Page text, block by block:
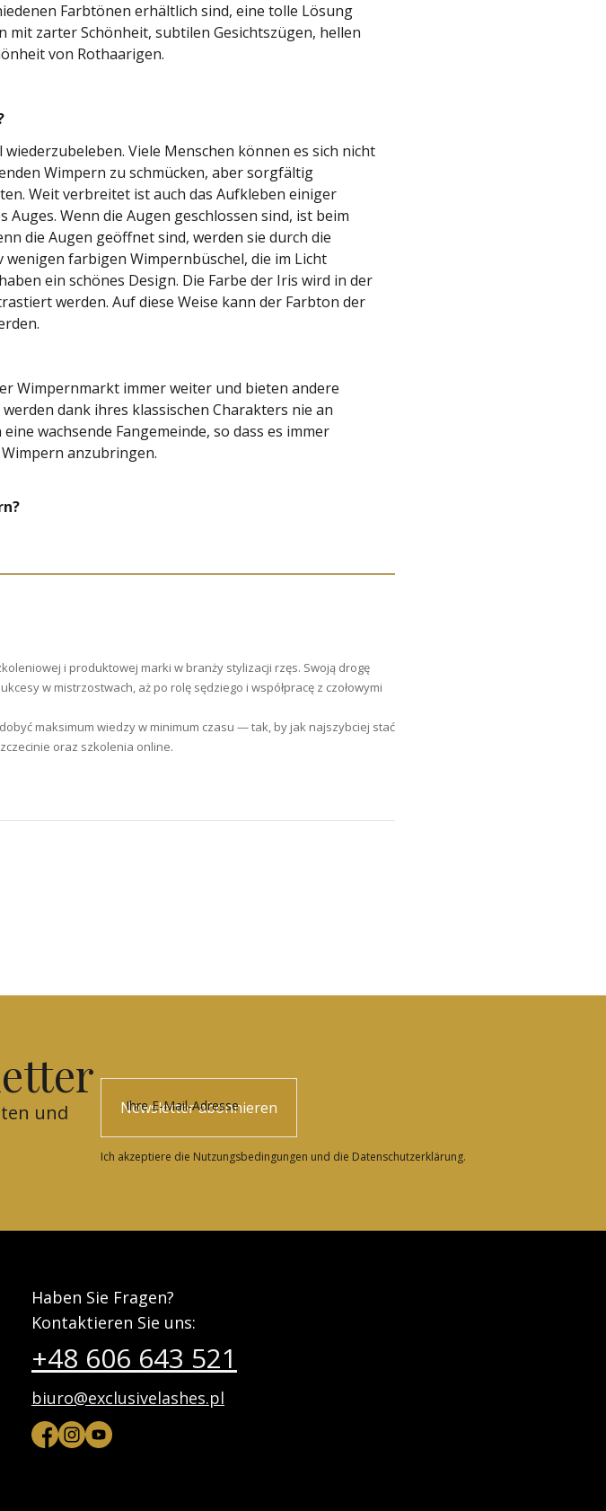
Farbtönen erhältlich sind, eine tolle Lösung
mit zarter Schönheit, subtilen Gesichtszügen, hellen
von Rothaarigen.
Viele Menschen können es sich nicht
Wimpern zu schmücken, aber sorgfältig
Weit verbreitet ist auch das Aufkleben einiger
Wenn die Augen geschlossen sind, ist beim
die Augen geöffnet sind, werden sie durch die
farbigen Wimpernbüschel, die im Licht
ein schönes Design. Die Farbe der Iris wird in der
werden. Auf diese Weise kann der Farbton der
Wimpernmarkt immer weiter und bieten andere
dank ihres klassischen Charakters nie an
wachsende Fangemeinde, so dass es immer
anzubringen.
i produktowej marki w branży stylizacji rzęs. Swoją drogę
w mistrzostwach, aż po rolę sędziego i współpracę z czołowymi
maksimum wiedzy w minimum czasu — tak, by jak najszybciej stać
oraz szkolenia online.
und
Ihre E-Mail-Adresse
Newsletter abonnieren
Ich akzeptiere die Nutzungsbedingungen und die Datenschutzerklärung.
Haben Sie Fragen?
Kontaktieren Sie uns:
+48 606 643 521
biuro@exclusivelashes.pl